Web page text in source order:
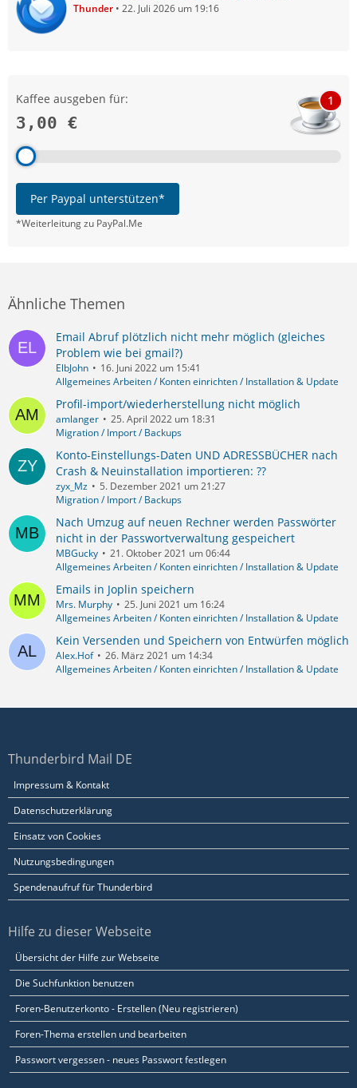
Thunder 22. Juli 2026 um 19:16
Kaffee ausgeben für:
3,00 €
1
Per Paypal unterstützen*
*Weiterleitung zu PayPal.Me
Ähnliche Themen
Email Abruf plötzlich nicht mehr möglich (gleiches
Problem wie bei gmail?)
ElbJohn
16. Juni 2022 um 15:41
Allgemeines Arbeiten / Konten einrichten / Installation & Update
Profil-import/wiederherstellung nicht möglich
amlanger
25. April 2022 um 18:31
Migration / Import / Backups
Konto-Einstellungs-Daten UND ADRESSBÜCHER nach
Crash & Neuinstallation importieren: ??
zyx_Mz
5. Dezember 2021 um 21:27
Migration / Import / Backups
Nach Umzug auf neuen Rechner werden Passwörter
nicht in der Passwortverwaltung gespeichert
MBGucky
21. Oktober 2021 um 06:44
Allgemeines Arbeiten / Konten einrichten / Installation & Update
Emails in Joplin speichern
Mrs. Murphy
25. Juni 2021 um 16:24
Allgemeines Arbeiten / Konten einrichten / Installation & Update
Kein Versenden und Speichern von Entwürfen möglich
Alex.Hof
26. März 2021 um 14:34
Allgemeines Arbeiten / Konten einrichten / Installation & Update
Thunderbird Mail DE
Impressum & Kontakt
Datenschutzerklärung
Einsatz von Cookies
Nutzungsbedingungen
Spendenaufruf für Thunderbird
Hilfe zu dieser Webseite
Übersicht der Hilfe zur Webseite
Die Suchfunktion benutzen
Foren-Benutzerkonto - Erstellen (Neu registrieren)
Foren-Thema erstellen und bearbeiten
Passwort vergessen - neues Passwort festlegen